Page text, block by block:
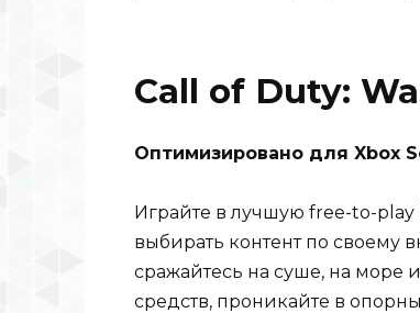
Call of Duty:
Оптимизировано для Xbox
Играйте в лучшую free-to-
выбирать контент по своему
сражайтесь на суше, на море
средств, проникайте в